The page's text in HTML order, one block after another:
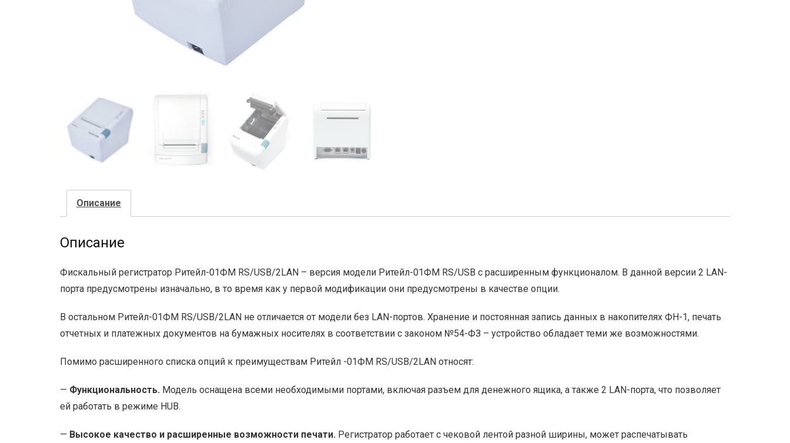
Описание
Описание
Фискальный регистратор Ритейл-01ФМ RS/USB/2LAN – версия модели Ритейл-01ФМ RS/USB с расширенным функционалом. В данной версии 2 LAN-
порта предусмотрены изначально, в то время как у первой модификации они предусмотрены в качестве опции.
В остальном Ритейл-01ФМ RS/USB/2LAN не отличается от модели без LAN-портов. Хранение и постоянная запись данных в накопителях ФН-1, печать
отчетных и платежных документов на бумажных носителях в соответствии с законом №54-ФЗ – устройство обладает теми же возможностями.
Помимо расширенного списка опций к преимуществам Ритейл -01ФМ RS/USB/2LAN относят:
— Функциональность. Модель оснащена всеми необходимыми портами, включая разъем для денежного ящика, а также 2 LAN-порта, что позволяет
ей работать в режиме HUB.
— Высокое качество и расширенные возможности печати. Регистратор работает с чековой лентой разной ширины, может распечатывать